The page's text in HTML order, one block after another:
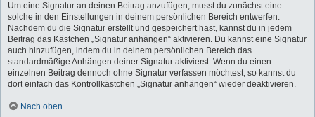
Um eine Signatur an deinen Beitrag anzufügen, musst du zunächst eine
solche in den Einstellungen in deinem persönlichen Bereich entwerfen.
Nachdem du die Signatur erstellt und gespeichert hast, kannst du in jedem
Beitrag das Kästchen „Signatur anhängen“ aktivieren. Du kannst eine Signatur
auch hinzufügen, indem du in deinem persönlichen Bereich das
standardmäßige Anhängen deiner Signatur aktivierst. Wenn du einen
einzelnen Beitrag dennoch ohne Signatur verfassen möchtest, so kannst du
dort einfach das Kontrollkästchen „Signatur anhängen“ wieder deaktivieren.
Nach oben